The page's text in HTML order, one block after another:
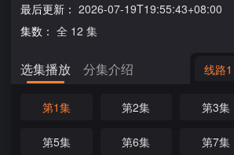
最后更新： 2026-07-19T19:55:43+08:00
集数： 全 12 集
选集播放 分集介绍 线路1
第1集 第2集 第3集
第5集 第6集 第7集